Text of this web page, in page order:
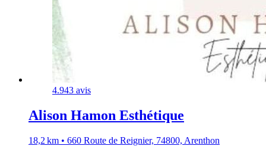
4.943 avis
Alison Hamon Esthétique
18,2 km • 660 Route de Reignier, 74800, Arenthon